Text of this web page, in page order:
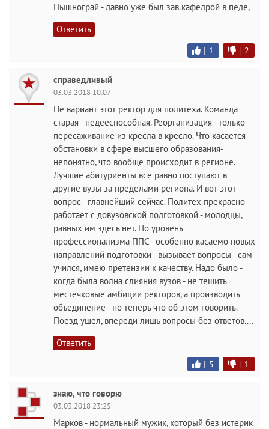
Пышнограй - давно уже был зав.кафедрой в педе,
Ответить
| 1 | 2
справедливый
03.03.2018 10:07
Не вариант этот ректор для политеха. Команда
старая - недееспособная. Реорганизация - только
пересаживание из кресла в кресло. Что касается
обстановки в сфере высшего образования-
непонятно, что вообще происходит в регионе.
Лучшие абитуриенты все равно поступают в
другие вузы за пределами региона. И вот этот
вопрос - главнейший сейчас. Политех прекрасно
работает с довузовской подготовкой - молодцы,
равных им здесь нет. Но уровень
профессионализма ППС - особенно касаемо новых
направлений подготовки - вызывает вопросы - сам
учился, имею претензии к качеству. Надо было -
когда была волна слияния вузов - не тешить
местечковые амбиции ректоров, а производить
объединение - но теперь что об этом говорить.
Поезд ушел, впереди лишь вопросы без ответов....
Ответить
| 5 | 1
знаю, что говорю
03.03.2018 23:25
Марков - нормальный мужик, который без истерик